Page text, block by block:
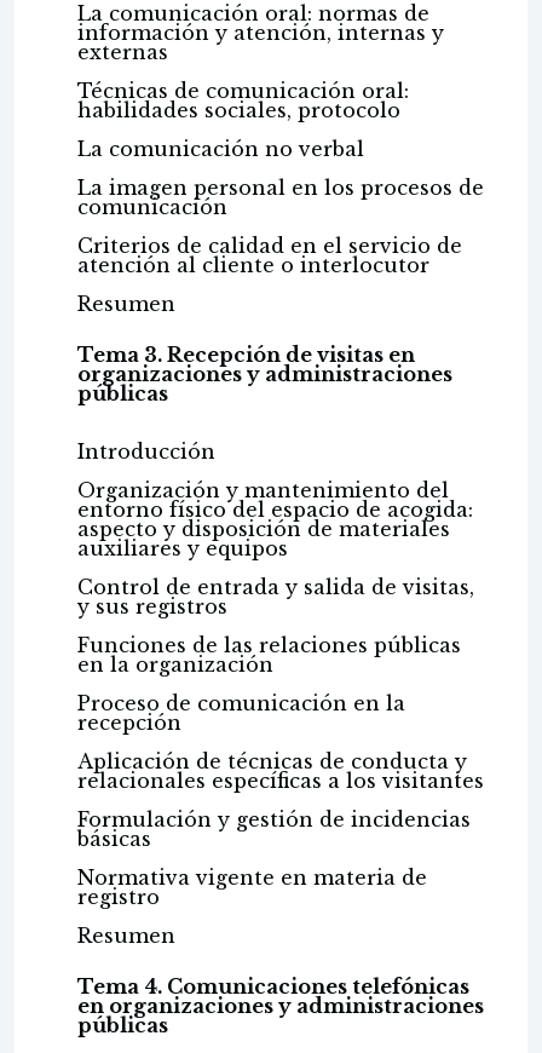
La comunicación oral: normas de
información y atención, internas y
externas
Técnicas de comunicación oral:
habilidades sociales, protocolo
La comunicación no verbal
La imagen personal en los procesos de
comunicación
Criterios de calidad en el servicio de
atención al cliente o interlocutor
Resumen
Tema 3. Recepción de visitas en
organizaciones y administraciones
públicas
Introducción
Organización y mantenimiento del
entorno físico del espacio de acogida:
aspecto y disposición de materiales
auxiliares y equipos
Control de entrada y salida de visitas,
y sus registros
Funciones de las relaciones públicas
en la organización
Proceso de comunicación en la
recepción
Aplicación de técnicas de conducta y
relacionales específicas a los visitantes
Formulación y gestión de incidencias
básicas
Normativa vigente en materia de
registro
Resumen
Tema 4. Comunicaciones telefónicas
en organizaciones y administraciones
públicas